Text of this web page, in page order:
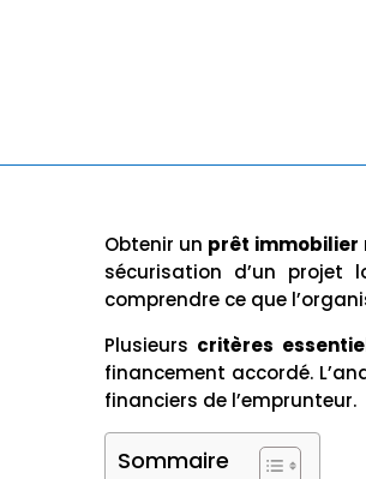
Obtenir un prêt immobilier
sécurisation d’un
comprendre ce que
Plusieurs critères
financement accordé.
financiers de l’emprunteur.
Sommaire